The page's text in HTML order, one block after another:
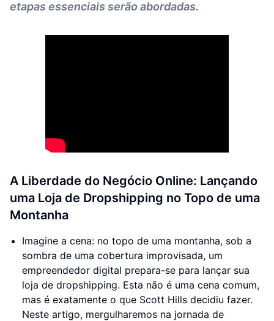
etapas essenciais serão abordadas.
A Liberdade do Negócio Online: Lançando
uma Loja de Dropshipping no Topo de uma
Montanha
Imagine a cena: no topo de uma montanha, sob a
sombra de uma cobertura improvisada, um
empreendedor digital prepara-se para lançar sua
loja de dropshipping. Esta não é uma cena comum,
mas é exatamente o que Scott Hills decidiu fazer.
Neste artigo, mergulharemos na jornada de